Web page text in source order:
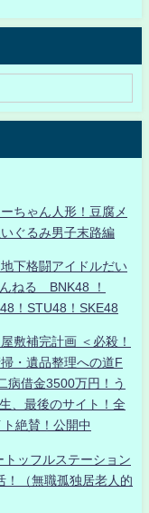
ちゃん人形！豆腐メ
ぐるみ男子末路編
下格闘アイドルだい
ねる BNK48 ！
！STU48！SKE48
敷補完計画 ＜必殺！
・遺品整理への道F
病借金3500万円！う
、最後のサイト！全
絶賛！公開中
ッフルステーション
！（無職孤独居老人的